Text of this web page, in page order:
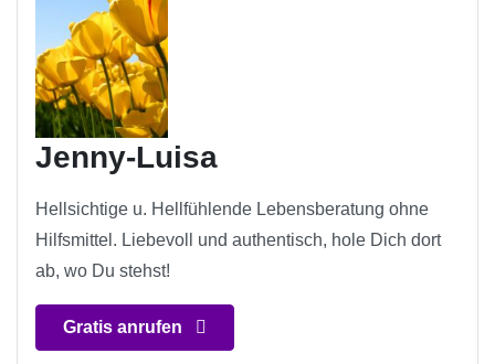
Jenny-Luisa
Hellsichtige u. Hellfühlende Lebensberatung ohne
Hilfsmittel. Liebevoll und authentisch, hole Dich dort
ab, wo Du stehst!
Gratis anrufen